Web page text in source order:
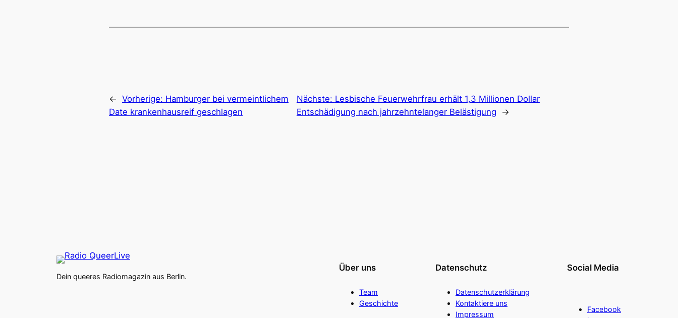
← Vorherige: Hamburger bei vermeintlichem
Date krankenhausreif geschlagen
Nächste: Lesbische Feuerwehrfrau erhält 1,3 Millionen Dollar
Entschädigung nach jahrzehntelanger Belästigung
→
Dein queeres Radiomagazin aus Berlin.
Über uns
Team
Geschichte
Datenschutz
Datenschutzerklärung
Kontaktiere uns
Impressum
Social Media
Facebook